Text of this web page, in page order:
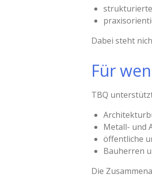
Dabei steht
Für
TBQ
Metall- und
öffentliche
Bauherren
Die